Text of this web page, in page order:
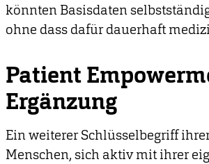
könnten Basisdaten
ohne dass dafür dauerhaft
Patient
Ergänzung
Ein weiterer Schlüsselbegriff
Menschen, sich aktiv mit ihrer